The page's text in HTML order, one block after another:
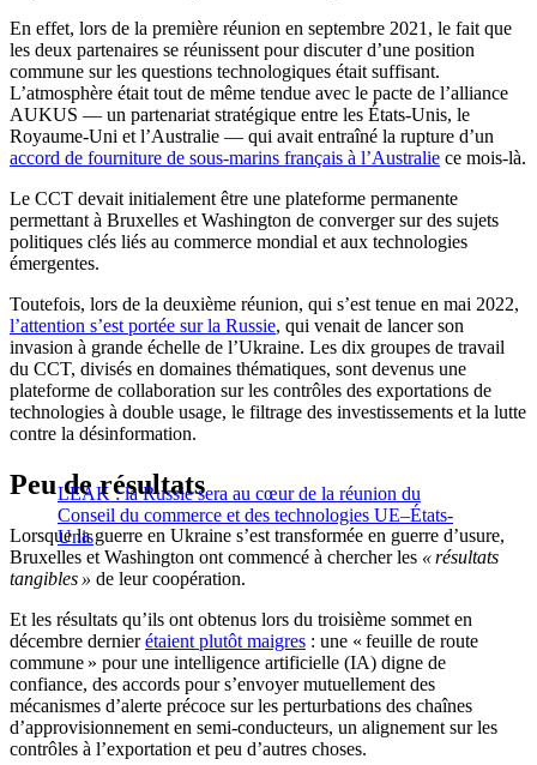
En effet, lors de la première réunion en septembre 2021, le fait que
les deux partenaires se réunissent pour discuter d’une position
commune sur les questions technologiques était suffisant.
L’atmosphère était tout de même tendue avec le pacte de l’alliance
AUKUS — un partenariat stratégique entre les États-Unis, le
Royaume-Uni et l’Australie — qui avait entraîné la rupture d’un
accord de fourniture de sous-marins français à l’Australie ce mois-là.
Le CCT devait initialement être une plateforme permanente
permettant à Bruxelles et Washington de converger sur des sujets
politiques clés liés au commerce mondial et aux technologies
émergentes.
Toutefois, lors de la deuxième réunion, qui s’est tenue en mai 2022,
l’attention s’est portée sur la Russie, qui venait de lancer son
invasion à grande échelle de l’Ukraine. Les dix groupes de travail
du CCT, divisés en domaines thématiques, sont devenus une
plateforme de collaboration sur les contrôles des exportations de
technologies à double usage, le filtrage des investissements et la lutte
contre la désinformation.
LEAK : la Russie sera au cœur de la réunion du
Conseil du commerce et des technologies UE–États-
Unis
Peu de résultats
Lorsque la guerre en Ukraine s’est transformée en guerre d’usure,
Bruxelles et Washington ont commencé à chercher les « résultats
tangibles » de leur coopération.
Et les résultats qu’ils ont obtenus lors du troisième sommet en
décembre dernierétaient plutôt maigres : une « feuille de route
commune » pour une intelligence artificielle (IA) digne de
confiance, des accords pour s’envoyer mutuellement des
mécanismes d’alerte précoce sur les perturbations des chaînes
d’approvisionnement en semi-conducteurs, un alignement sur les
contrôles à l’exportation et peu d’autres choses.